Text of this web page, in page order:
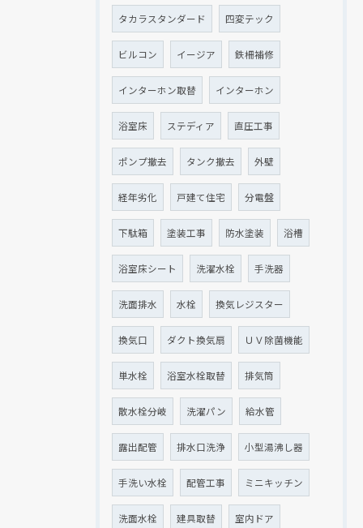
タカラスタンダード 四変テック
ビルコン イージア 鉄柵補修
インターホン取替 インターホン
浴室床 ステディア 直圧工事
ポンプ撤去 タンク撤去 外壁
経年劣化 戸建て住宅 分電盤
下駄箱 塗装工事 防水塗装 浴槽
浴室床シート 洗濯水栓 手洗器
洗面排水 水栓 換気レジスター
換気口 ダクト換気扇 ＵＶ除菌機能
単水栓 浴室水栓取替 排気筒
散水栓分岐 洗濯パン 給水管
露出配管 排水口洗浄 小型湯沸し器
手洗い水栓 配管工事 ミニキッチン
洗面水栓 建具取替 室内ドア